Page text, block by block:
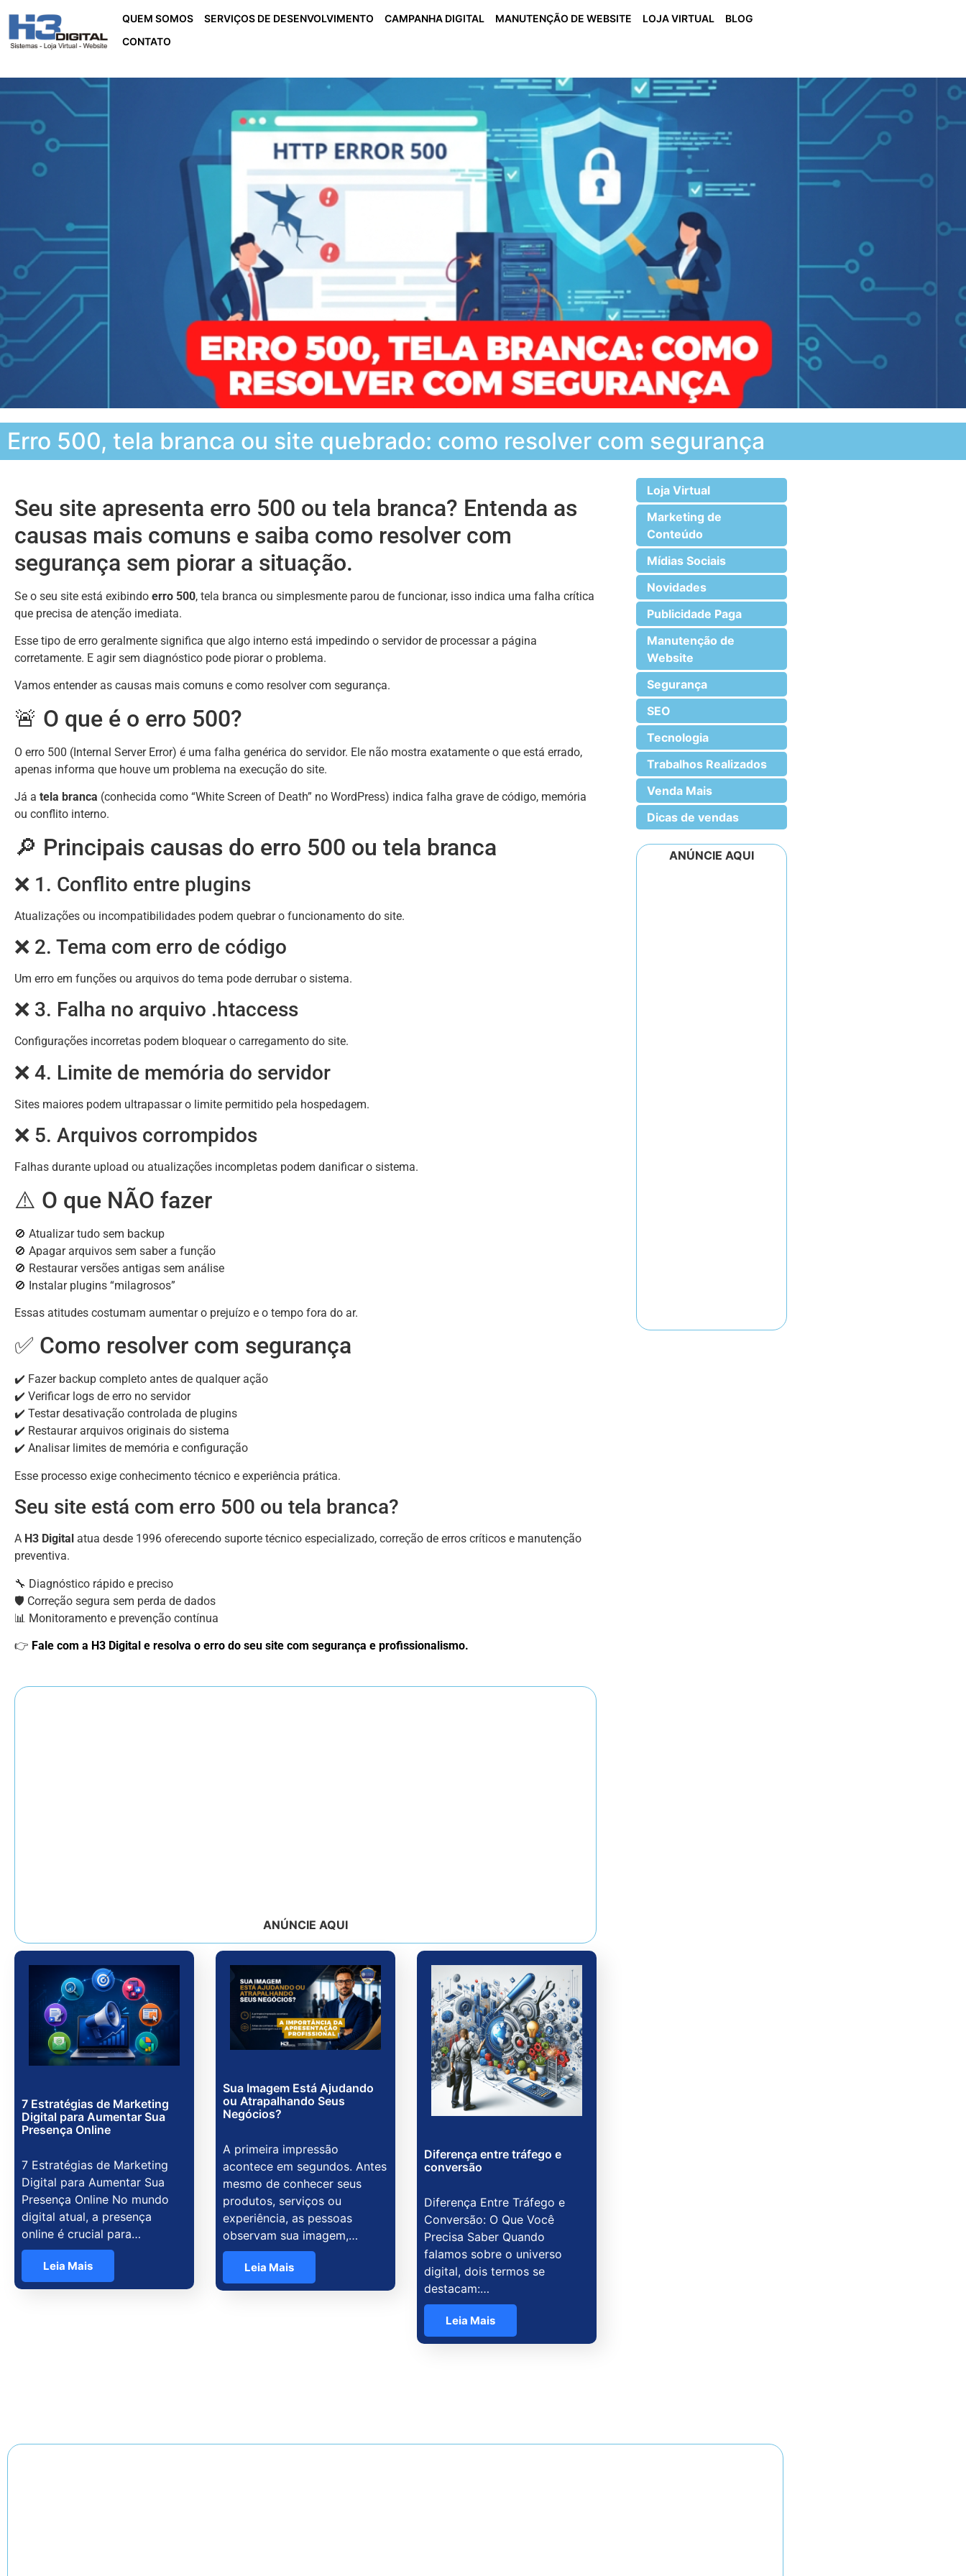
QUEM SOMOS SERVIÇOS DE DESENVOLVIMENTO CAMPANHA DIGITAL MANUTENÇÃO DE WEBSITE LOJA VIRTUAL
BLOG
CONTATO
Erro 500, tela branca ou site quebrado: como resolver com segurança
Seu site apresenta erro 500 ou tela branca? Entenda as
causas mais comuns e saiba como resolver com
segurança sem piorar a situação.
Se o seu site está exibindo erro 500, tela branca ou simplesmente parou de funcionar, isso indica uma falha crítica
que precisa de atenção imediata.
Esse tipo de erro geralmente significa que algo interno está impedindo o servidor de processar a página
corretamente. E agir sem diagnóstico pode piorar o problema.
Vamos entender as causas mais comuns e como resolver com segurança.
🚨 O que é o erro 500?
O erro 500 (Internal Server Error) é uma falha genérica do servidor. Ele não mostra exatamente o que está errado,
apenas informa que houve um problema na execução do site.
Já a tela branca (conhecida como “White Screen of Death” no WordPress) indica falha grave de código, memória
ou conflito interno.
🔎 Principais causas do erro 500 ou tela branca
❌ 1. Conflito entre plugins
Atualizações ou incompatibilidades podem quebrar o funcionamento do site.
❌ 2. Tema com erro de código
Um erro em funções ou arquivos do tema pode derrubar o sistema.
❌ 3. Falha no arquivo .htaccess
Configurações incorretas podem bloquear o carregamento do site.
❌ 4. Limite de memória do servidor
Sites maiores podem ultrapassar o limite permitido pela hospedagem.
❌ 5. Arquivos corrompidos
Falhas durante upload ou atualizações incompletas podem danificar o sistema.
⚠️ O que NÃO fazer
🚫 Atualizar tudo sem backup
🚫 Apagar arquivos sem saber a função
🚫 Restaurar versões antigas sem análise
🚫 Instalar plugins “milagrosos”
Essas atitudes costumam aumentar o prejuízo e o tempo fora do ar.
✅ Como resolver com segurança
✔️ Fazer backup completo antes de qualquer ação
✔️ Verificar logs de erro no servidor
✔️ Testar desativação controlada de plugins
✔️ Restaurar arquivos originais do sistema
✔️ Analisar limites de memória e configuração
Esse processo exige conhecimento técnico e experiência prática.
Seu site está com erro 500 ou tela branca?
A H3 Digital atua desde 1996 oferecendo suporte técnico especializado, correção de erros críticos e manutenção
preventiva.
🔧 Diagnóstico rápido e preciso
🛡️ Correção segura sem perda de dados
📊 Monitoramento e prevenção contínua
👉 Fale com a H3 Digital e resolva o erro do seu site com segurança e profissionalismo.
ANÚNCIE AQUI
7 Estratégias de Marketing
Digital para Aumentar Sua
Presença Online
7 Estratégias de Marketing
Digital para Aumentar Sua
Presença Online No mundo
digital atual, a presença
online é crucial para…
Leia Mais
Sua Imagem Está Ajudando
ou Atrapalhando Seus
Negócios?
A primeira impressão
acontece em segundos. Antes
mesmo de conhecer seus
produtos, serviços ou
experiência, as pessoas
observam sua imagem,…
Leia Mais
Diferença entre tráfego e
conversão
Diferença Entre Tráfego e
Conversão: O Que Você
Precisa Saber Quando
falamos sobre o universo
digital, dois termos se
destacam:…
Leia Mais
Loja Virtual
Marketing de
Conteúdo
Mídias Sociais
Novidades
Publicidade Paga
Manutenção de
Website
Segurança
SEO
Tecnologia
Trabalhos Realizados
Venda Mais
Dicas de vendas
ANÚNCIE AQUI